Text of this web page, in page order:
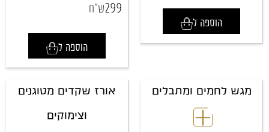
הוספה ל
299ש"ח
הוספה ל
מגש לחמים ומתבלים אורז שקדים מטוגנים
וצימוקים